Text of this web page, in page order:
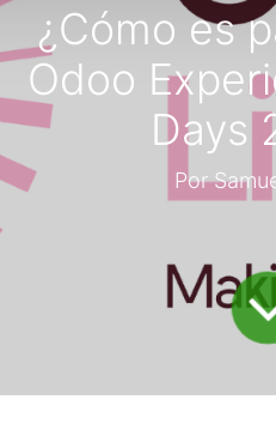
¿Cómo es
Odoo
Days
Por